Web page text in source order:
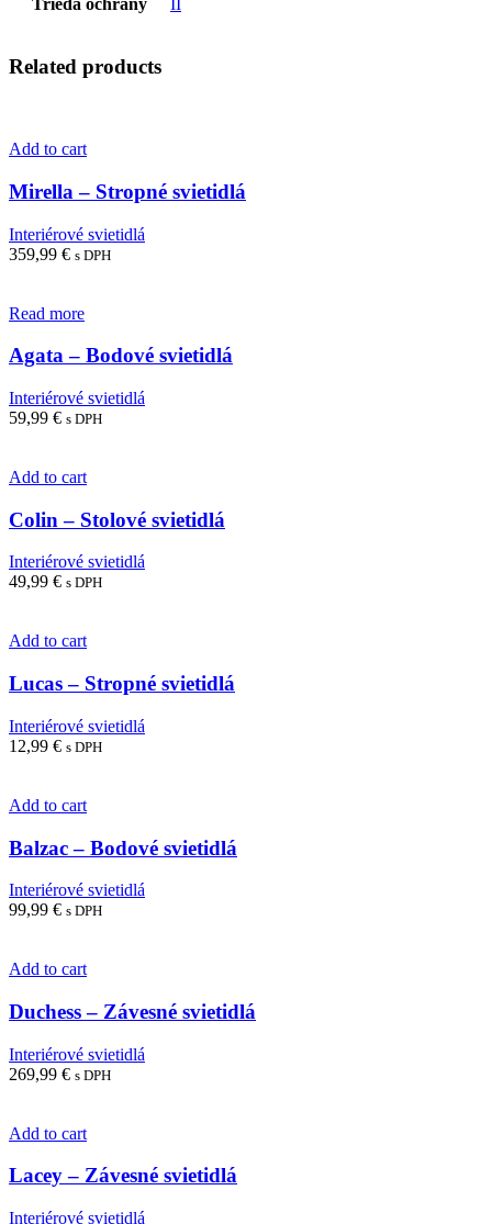
Related products
Add to cart
Mirella – Stropné svietidlá
Interiérové svietidlá
359,99 € s DPH
Read more
Agata – Bodové svietidlá
Interiérové svietidlá
59,99 € s DPH
Add to cart
Colin – Stolové svietidlá
Interiérové svietidlá
49,99 € s DPH
Add to cart
Lucas – Stropné svietidlá
Interiérové svietidlá
12,99 € s DPH
Add to cart
Balzac – Bodové svietidlá
Interiérové svietidlá
99,99 € s DPH
Add to cart
Duchess – Závesné svietidlá
Interiérové svietidlá
269,99 € s DPH
Add to cart
Lacey – Závesné svietidlá
Interiérové svietidlá